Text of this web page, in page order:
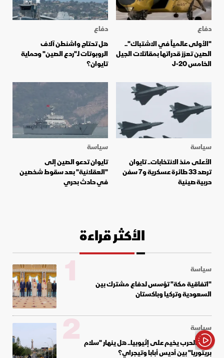
دفاع
"الأولى عالمياً في الاشتباك"..
الصين تعزز قدراتها بمقاتلات الجيل
الخامس J-20
دفاع
هل تحتاج واشنطن آلاف
الروبوتات لـ"ردع الصين" وحماية
تايوان؟
سياسة
الأعلى منذ الانتخابات.. تايوان
ترصد 33 طائرة عسكرية و7 سفن
حربية صينية
سياسة
تايوان تدعو الصين إلى
"العقلانية" بعد سقوط شخصين
في حادث بحري
الأكثر قراءة
سياسة
"اتفاقية مكة" تؤسس لدفاع مشترك بين
السعودية وتركيا وباكستان
1
سياسة
شبح الحرب يخيم على إثيوبيا.. هل ينهار "سلام
بريتوريا" بين أديس أبابا وتيجراي؟
2